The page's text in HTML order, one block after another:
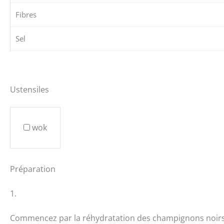
Fibres
Sel
Ustensiles
wok
Préparation
1.
Commencez par la réhydratation des champignons